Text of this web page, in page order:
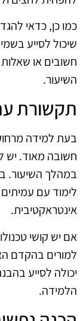
כמו כן, כדאי
שיכול לסייע
חשובים או
השיעור.
תקשורת
בעת למידה
חשובה מאוד. יש
במהלך השיעור.
לימוד עם
אינטראקטיבית.
אם יש קושי
למורים בהקדם
יכולה לסייע
הלמידה.